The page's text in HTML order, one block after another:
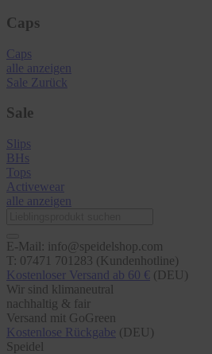
Caps
Caps
alle anzeigen
Sale Zurück
Sale
Slips
BHs
Tops
Activewear
alle anzeigen
E-Mail: info@speidelshop.com
T: 07471 701283 (Kundenhotline)
Kostenloser Versand ab 60 € (DEU)
Wir sind klimaneutral
nachhaltig & fair
Versand mit GoGreen
Kostenlose Rückgabe (DEU)
Speidel